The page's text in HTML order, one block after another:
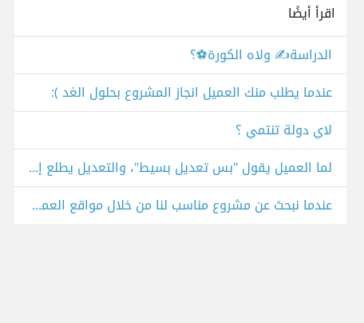
اقرأ أيضًا
الدراسة✍️ ولاه الكورة⚽؟
عندما يطلب منك العميل انجاز المشروع بحلول الغد ):
لاي دولة تنتمي ؟
لما العميل يقول "بس تعديل بسيط"، والتعديل يطلع إعادة المشروع من أول وجديد
عندما نبحث عن مشروع مناسب لنا من خلال مواقع العمل الحر :)